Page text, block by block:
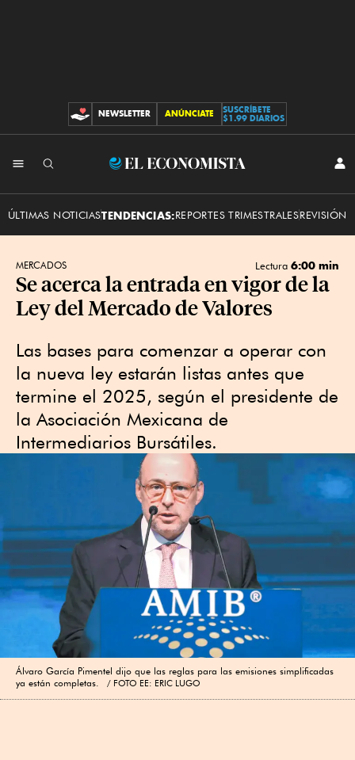
CONTRIBUCIONES
NEWSLETTER ANÚNCIATE
SUSCRÍBETE
$1.99 DIARIOS
El
ÚLTIMAS NOTICIASTENDENCIAS:REPORTES TRIMESTRALESREVISIÓN
MERCADOS Lectura 6:00 min
Se acerca la entrada en vigor de la
Ley del Mercado de Valores
Las bases para comenzar a operar con
la nueva ley estarán listas antes que
termine el 2025, según el presidente de
la Asociación Mexicana de
Intermediarios Bursátiles.
Álvaro García Pimentel dijo que las reglas para las emisiones simplificadas
ya están completas.
FOTO EE: ERIC LUGO